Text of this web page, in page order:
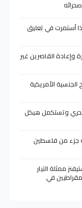
اُستمرت في تعليق
وإعادة القاصرين غير
الأمريكية
وتستكمل هيكل
جزء من فلسطين
ممثلة التيار
في